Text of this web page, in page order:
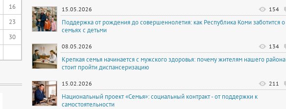
16
23
30
154
15.05.2026
Поддержка от рождения до совершеннолетия: как Республика Коми заботится о
семьях с детьми
134
08.05.2026
Крепкая семья начинается с мужского здоровья: почему жителям нашего района
стоит пройти диспансеризацию
211
15.02.2026
Национальный проект «Семья»: социальный контракт - от поддержки к
самостоятельности